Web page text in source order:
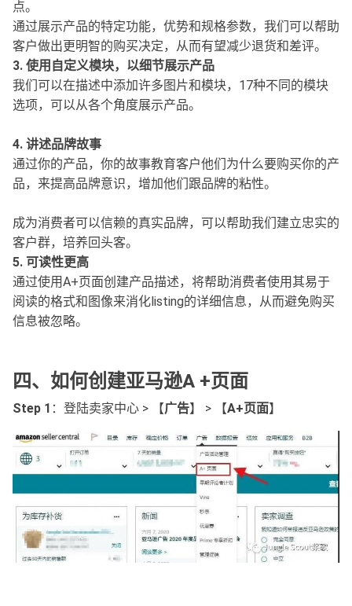
点。
通过展示产品的特定功能，优势和规格参数，我们可以帮助
客户做出更明智的购买决定，从而有望减少退货和差评。
3. 使用自定义模块，以细节展示产品
我们可以在描述中添加许多图片和模块，17种不同的模块
选项，可以从各个角度展示产品。
4. 讲述品牌故事
通过你的产品，你的故事教育客户他们为什么要购买你的产
品，来提高品牌意识，增加他们跟品牌的粘性。
成为消费者可以信赖的真实品牌，可以帮助我们建立忠实的
客户群，培养回头客。
5. 可读性更高
通过使用A+页面创建产品描述，将帮助消费者使用其易于
阅读的格式和图像来消化listing的详细信息，从而避免购买
信息被忽略。
四、如何创建亚马逊A +页面
Step 1 ：登陆卖家中心 > 【广告】 > 【A+页面】